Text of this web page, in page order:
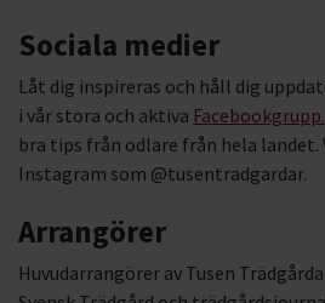
Sociala medier
Låt dig inspireras och håll dig
i vår stora och aktiva Facebookgrupp.
bra tips från odlare från hela landet.
Instagram som @tusentradgardar.
Arrangörer
Huvudarrangörer av Tusen